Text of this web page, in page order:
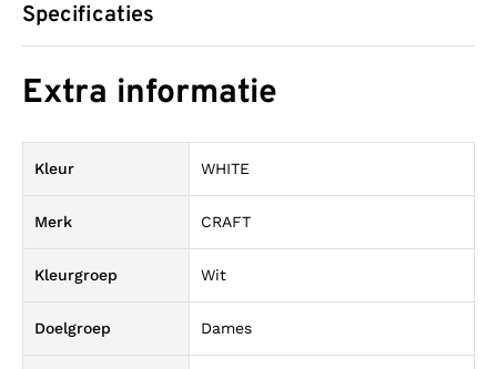
Specificaties
Extra informatie
Kleur WHITE
Merk CRAFT
Kleurgroep Wit
Doelgroep Dames